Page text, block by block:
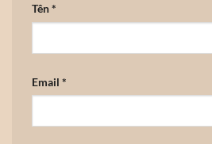
Tên*
Email *